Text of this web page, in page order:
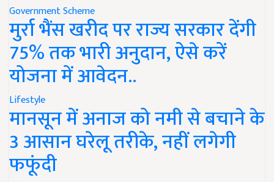
Government Scheme
मुर्रा भैंस खरीद पर राज्य सरकार देंगी
75% तक भारी अनुदान, ऐसे करें
योजना में आवेदन..
Lifestyle
मानसून में अनाज को नमी से बचाने के
3 आसान घरेलू तरीके, नहीं लगेगी
फफूंदी